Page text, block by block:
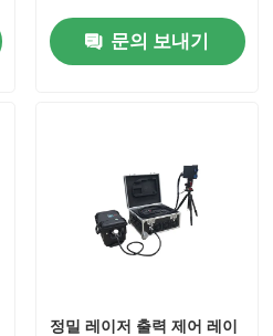
문의 보내기
정밀 레이저 출력 제어 레이